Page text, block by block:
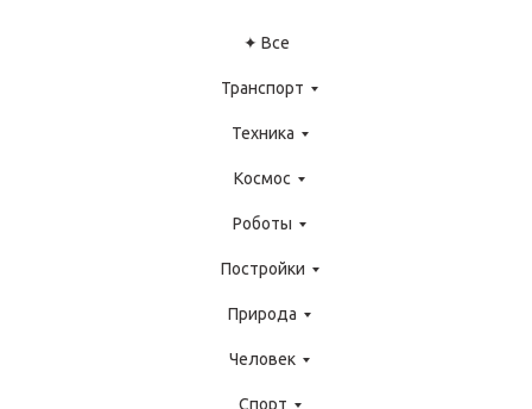
✦ Все
Транспорт
Техника
Космос
Роботы
Постройки
Природа
Человек
Спорт